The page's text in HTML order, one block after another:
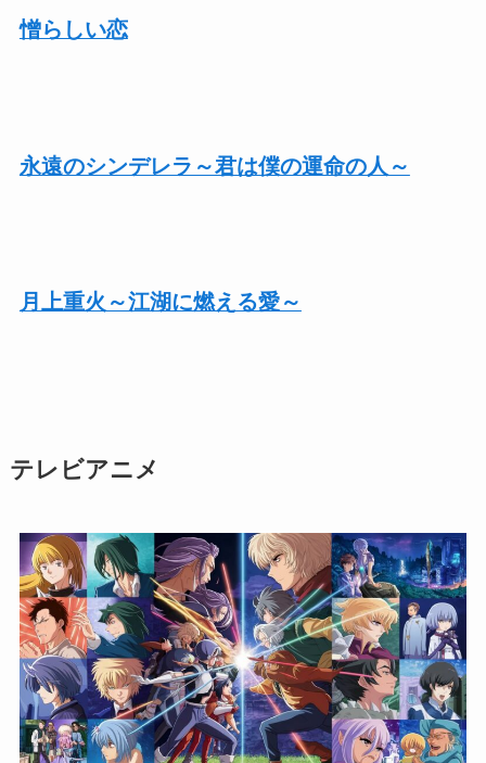
憎らしい恋
永遠のシンデレラ～君は僕の運命の人～
月上重火～江湖に燃える愛～
テレビアニメ